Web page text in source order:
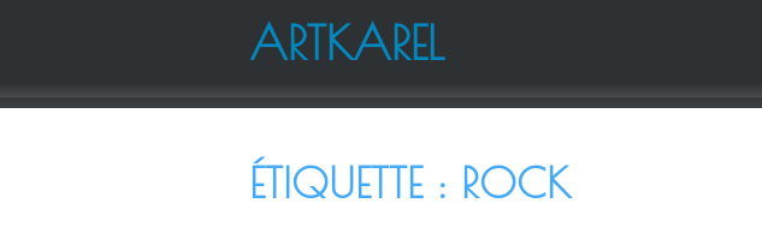
ARTKAREL
ÉTIQUETTE : ROCK